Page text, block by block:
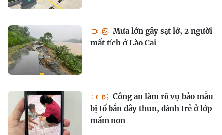
Mưa lớn gây sạt lở, 2 người
mất tích ở Lào Cai
Công an làm rõ vụ bảo mẫu
bị tố bắn dây thun, đánh trẻ ở lớp
mầm non